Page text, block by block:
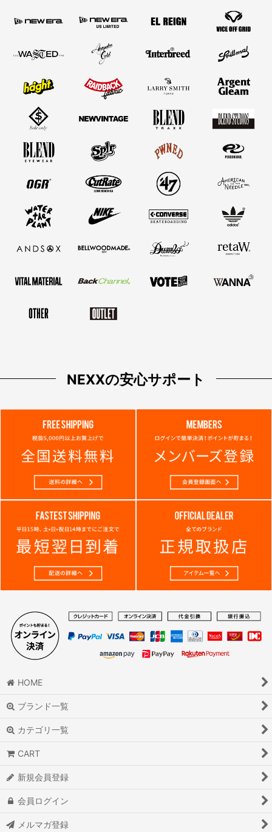
NEXXの安心サポート
HOME
ブランド一覧
カテゴリ一覧
CART
新規会員登録
会員ログイン
メルマガ登録